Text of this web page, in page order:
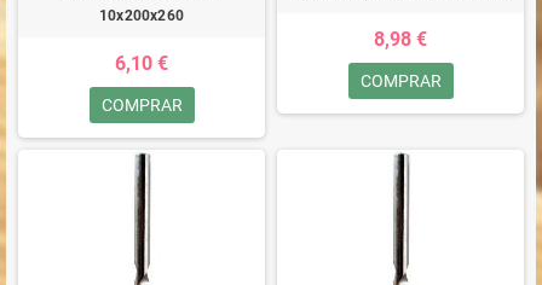
10x200x260
6,10 €
COMPRAR
8,98 €
COMPRAR